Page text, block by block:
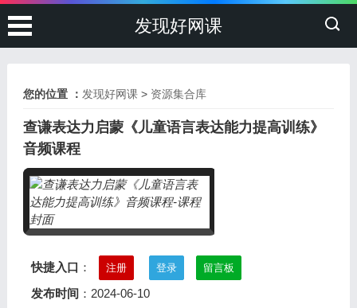
发现好网课
您的位置 ： 发现好网课> 资源集合库
查谦表达力启蒙《儿童语言表达能力提高训练》
音频课程
快捷入口 ： 注册 登录 留言板
发布时间 ：2024-06-10